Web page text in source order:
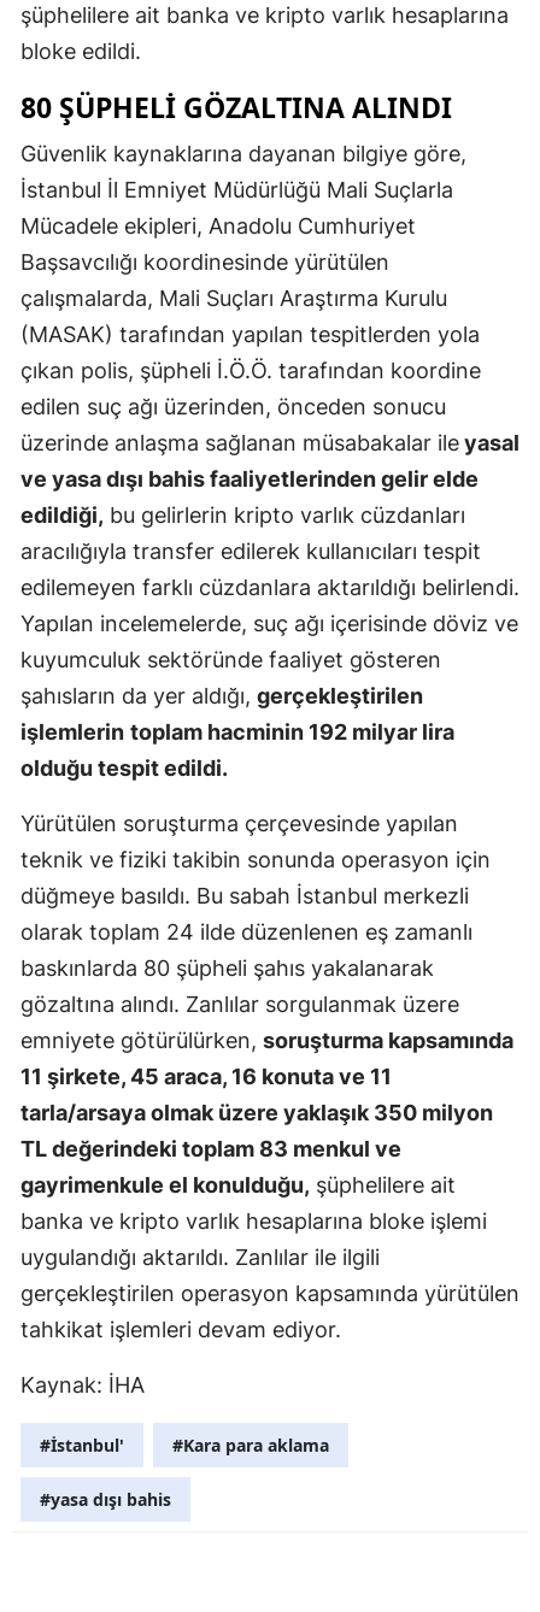
Mersin
İzmir
Kars
Kırklareli
Kırşehir
Kocaeli
Konya
Kütahya
Malatya
Manisa
Muş
Nevşehir
Rize
Samsun
Sinop
Tekirdağ
şüphelilere ait banka ve kripto varlık hesaplarına
bloke edildi.
80 ŞÜPHELI GÖZALTINA ALINDI
Güvenlik kaynaklarına dayanan bilgiye göre,
İstanbul İl Emniyet Müdürlüğü Mali Suçlarla
Mücadele ekipleri, Anadolu Cumhuriyet
Başsavcılığı koordinesinde yürütülen
çalışmalarda, Mali Suçları Araştırma Kurulu
(MASAK) tarafından yapılan tespitlerden yola
çıkan polis, şüpheli İ.Ö.Ö. tarafından koordine
edilen suç ağı üzerinden, önceden sonucu
üzerinde anlaşma sağlanan müsabakalar ileyasal
ve yasa dışı bahis faaliyetlerinden gelir elde
edildiği, bu gelirlerin kripto varlık cüzdanları
aracılığıyla transfer edilerek kullanıcıları tespit
edilemeyen farklı cüzdanlara aktarıldığı belirlendi.
Yapılan incelemelerde, suç ağı içerisinde döviz ve
kuyumculuk sektöründe faaliyet gösteren
şahısların da yer aldığı, gerçekleştirilen
işlemlerin toplam hacminin 192 milyar lira
olduğu tespit edildi.
Yürütülen soruşturma çerçevesinde yapılan
teknik ve fiziki takibin sonunda operasyon için
düğmeye basıldı. Bu sabah İstanbul merkezli
olarak toplam 24 ilde düzenlenen eş zamanlı
baskınlarda 80 şüpheli şahıs yakalanarak
gözaltına alındı. Zanlılar sorgulanmak üzere
emniyete götürülürken, soruşturma kapsamında
11 şirkete, 45 araca, 16 konuta ve 11
tarla/arsaya olmak üzere yaklaşık 350 milyon
TL değerindeki toplam 83 menkul ve
gayrimenkule el konulduğu, şüphelilere ait
banka ve kripto varlık hesaplarına bloke işlemi
uygulandığı aktarıldı. Zanlılar ile ilgili
gerçekleştirilen operasyon kapsamında yürütülen
tahkikat işlemleri devam ediyor.
Kaynak: İHA
#İstanbul' #Kara para aklama
#yasa dışı bahis